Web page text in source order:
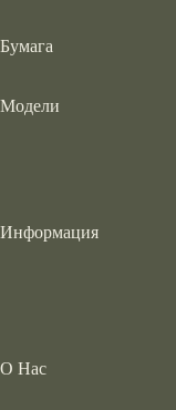
Бумага
Модели
Информация
О Нас